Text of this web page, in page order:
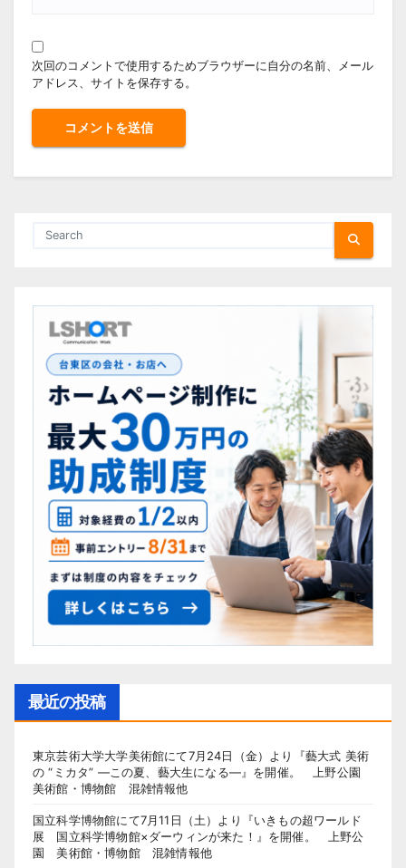
次回のコメントで使用するためブラウザーに自分の名前、メール
アドレス、サイトを保存する。
最近の投稿
東京芸術大学大学美術館にて7月24日（金）より『藝大式 美術
の “ミカタ” ―この夏、藝大生になる―』を開催。 上野公園
美術館・博物館 混雑情報他
国立科学博物館にて7月11日（土）より『いきもの超ワールド
展 国立科学博物館×ダーウィンが来た！』を開催。 上野公
園 美術館・博物館 混雑情報他